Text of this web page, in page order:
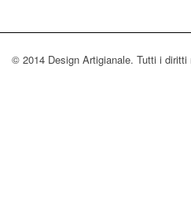
© 2014 Design Artigianale. Tutti i diritti